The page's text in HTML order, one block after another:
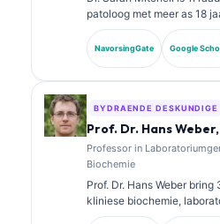
patoloog met meer as 18
laboratoriumgeneeskunde
Sy het
uitgebreid gepubliseer oor
NavorsingGate Google
BYDRAENDE DESKUNDIGE
Prof. Dr. Hans
Professor in
Biochemie
Prof. Dr. Hans Weber
kliniese biochemie,
biomarker-navorsing.